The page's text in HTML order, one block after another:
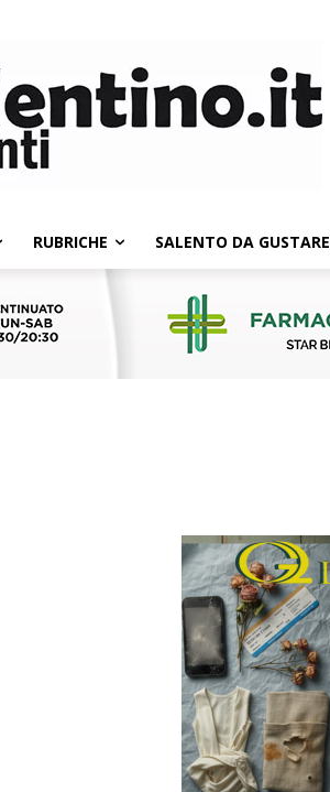
RUBRICHE SALENTO DA GUSTARE